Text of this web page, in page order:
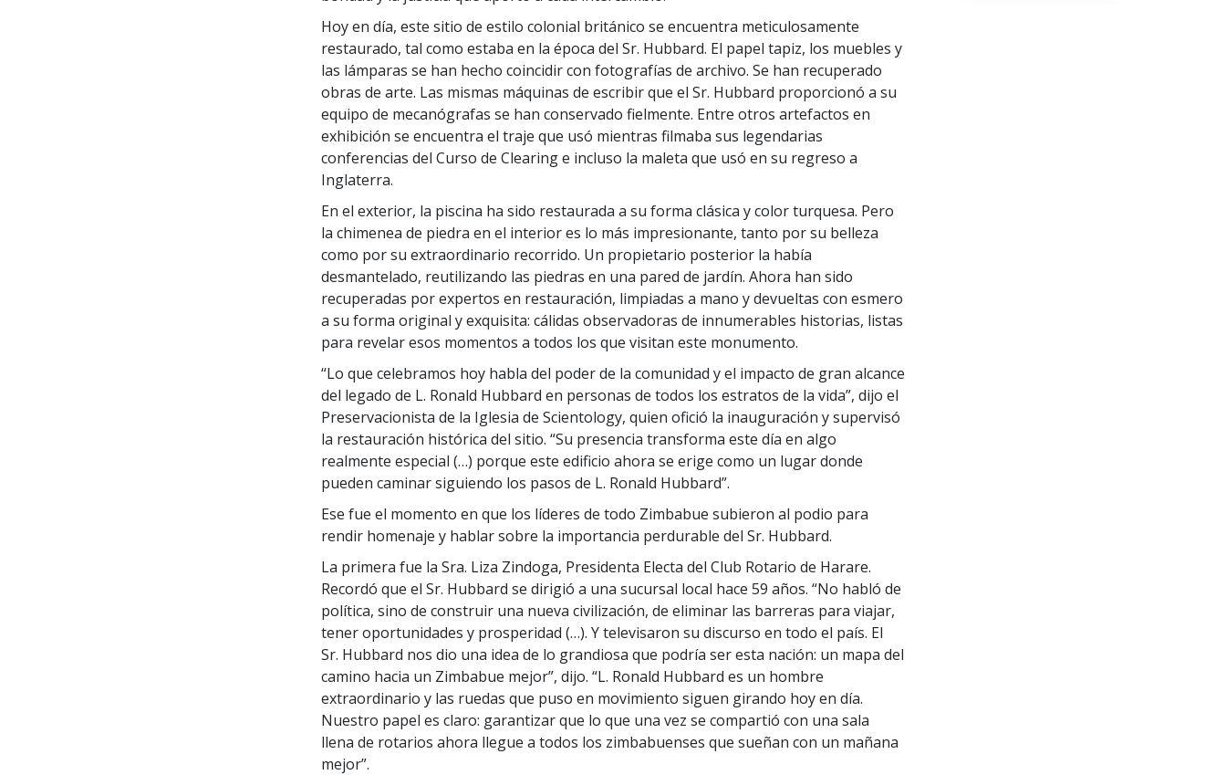
Hoy en día, este sitio de estilo colonial británico se encuentra meticulosamente
restaurado, tal como estaba en la época del Sr. Hubbard. El papel tapiz, los muebles y
las lámparas se han hecho coincidir con fotografías de archivo. Se han recuperado
obras de arte. Las mismas máquinas de escribir que el Sr. Hubbard proporcionó a su
equipo de mecanógrafas se han conservado fielmente. Entre otros artefactos en
exhibición se encuentra el traje que usó mientras filmaba sus legendarias
conferencias del Curso de Clearing e incluso la maleta que usó en su regreso a
Inglaterra.
En el exterior, la piscina ha sido restaurada a su forma clásica y color turquesa. Pero
la chimenea de piedra en el interior es lo más impresionante, tanto por su belleza
como por su extraordinario recorrido. Un propietario posterior la había
desmantelado, reutilizando las piedras en una pared de jardín. Ahora han sido
recuperadas por expertos en restauración, limpiadas a mano y devueltas con esmero
a su forma original y exquisita: cálidas observadoras de innumerables historias, listas
para revelar esos momentos a todos los que visitan este monumento.
“Lo que celebramos hoy habla del poder de la comunidad y el impacto de gran alcance
del legado de L. Ronald Hubbard en personas de todos los estratos de la vida”, dijo el
Preservacionista de la Iglesia de Scientology, quien ofició la inauguración y supervisó
la restauración histórica del sitio. “Su presencia transforma este día en algo
realmente especial (…) porque este edificio ahora se erige como un lugar donde
pueden caminar siguiendo los pasos de L. Ronald Hubbard”.
Ese fue el momento en que los líderes de todo Zimbabue subieron al podio para
rendir homenaje y hablar sobre la importancia perdurable del Sr. Hubbard.
La primera fue la Sra. Liza Zindoga, Presidenta Electa del Club Rotario de Harare.
Recordó que el Sr. Hubbard se dirigió a una sucursal local hace 59 años. “No habló de
política, sino de construir una nueva civilización, de eliminar las barreras para viajar,
tener oportunidades y prosperidad (…). Y televisaron su discurso en todo el país. El
Sr. Hubbard nos dio una idea de lo grandiosa que podría ser esta nación: un mapa del
camino hacia un Zimbabue mejor”, dijo. “L. Ronald Hubbard es un hombre
extraordinario y las ruedas que puso en movimiento siguen girando hoy en día.
Nuestro papel es claro: garantizar que lo que una vez se compartió con una sala
llena de rotarios ahora llegue a todos los zimbabuenses que sueñan con un mañana
mejor”.